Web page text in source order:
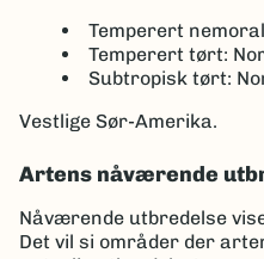
Temperert
Temperert tørt:
Subtropisk tørt:
Vestlige Sør-Amerika.
Artens nåværende
Nåværende utbredelse
Det vil si områder der